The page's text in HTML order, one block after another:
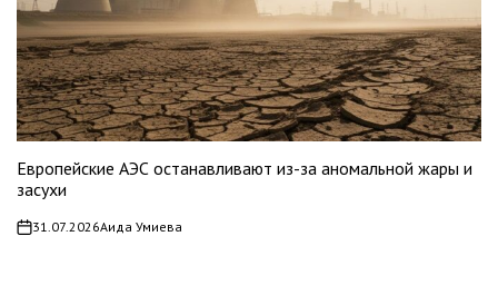
Европейские АЭС останавливают из-за аномальной жары и
засухи
on31.07.2026Аида Умиева